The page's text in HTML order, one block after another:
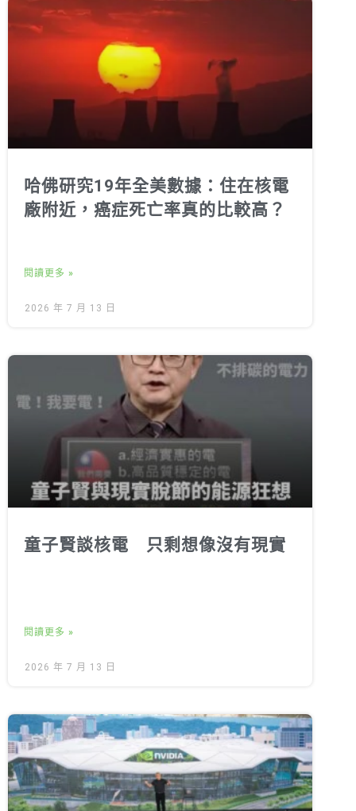
哈佛研究19年全美數據：住在核電
廠附近，癌症死亡率真的比較高？
閱讀更多 »
2026 年 7 月 13 日
童子賢談核電 只剩想像沒有現實
閱讀更多 »
2026 年 7 月 13 日